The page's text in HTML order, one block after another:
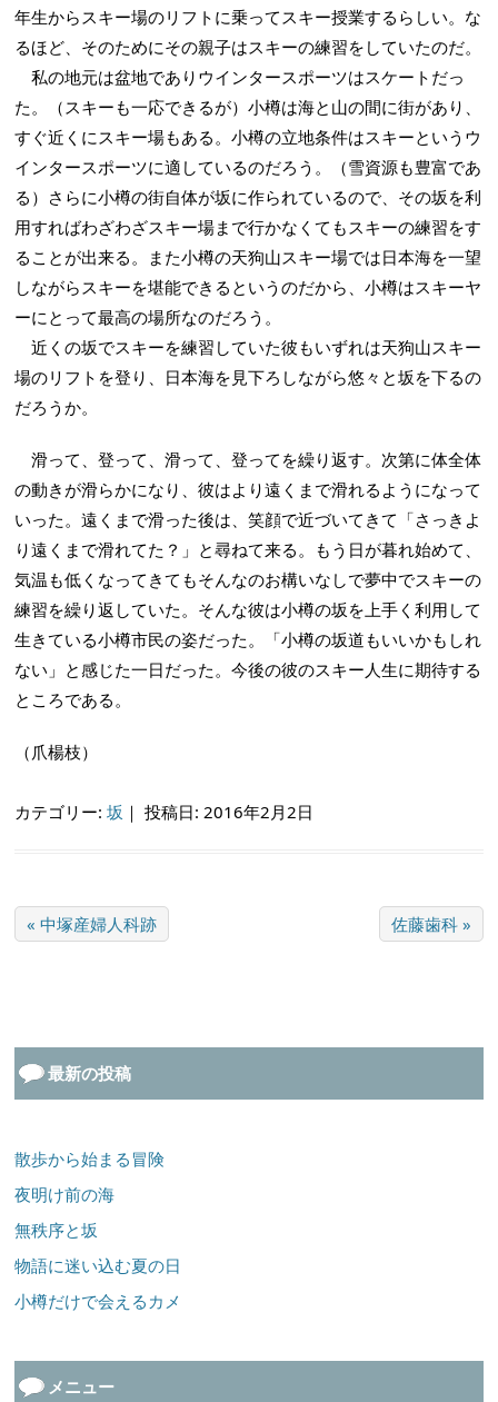
年生からスキー場のリフトに乗ってスキー授業するらしい。な
るほど、そのためにその親子はスキーの練習をしていたのだ。
私の地元は盆地でありウインタースポーツはスケートだっ
た。（スキーも一応できるが）小樽は海と山の間に街があり、
すぐ近くにスキー場もある。小樽の立地条件はスキーというウ
インタースポーツに適しているのだろう。（雪資源も豊富であ
る）さらに小樽の街自体が坂に作られているので、その坂を利
用すればわざわざスキー場まで行かなくてもスキーの練習をす
ることが出来る。また小樽の天狗山スキー場では日本海を一望
しながらスキーを堪能できるというのだから、小樽はスキーヤ
ーにとって最高の場所なのだろう。
近くの坂でスキーを練習していた彼もいずれは天狗山スキー
場のリフトを登り、日本海を見下ろしながら悠々と坂を下るの
だろうか。
滑って、登って、滑って、登ってを繰り返す。次第に体全体
の動きが滑らかになり、彼はより遠くまで滑れるようになって
いった。遠くまで滑った後は、笑顔で近づいてきて「さっきよ
り遠くまで滑れてた？」と尋ねて来る。もう日が暮れ始めて、
気温も低くなってきてもそんなのお構いなしで夢中でスキーの
練習を繰り返していた。そんな彼は小樽の坂を上手く利用して
生きている小樽市民の姿だった。「小樽の坂道もいいかもしれ
ない」と感じた一日だった。今後の彼のスキー人生に期待する
ところである。
（爪楊枝）
カテゴリー:坂 ｜投稿日: 2016年2月2日
« 中塚産婦人科跡 佐藤歯科 »
最新の投稿
散歩から始まる冒険
夜明け前の海
無秩序と坂
物語に迷い込む夏の日
小樽だけで会えるカメ
メニュー